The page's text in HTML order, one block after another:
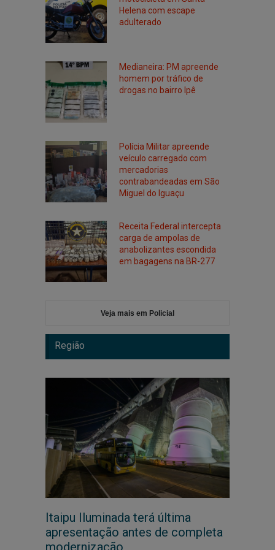
Helena com escape
adulterado
Medianeira: PM apreende
homem por tráfico de
drogas no bairro Ipê
Polícia Militar apreende
veículo carregado com
mercadorias
contrabandeadas em São
Miguel do Iguaçu
Receita Federal intercepta
carga de ampolas de
anabolizantes escondida
em bagagens na BR-277
Veja mais em Policial
Região
Itaipu Iluminada terá última
apresentação antes de completa
modernização